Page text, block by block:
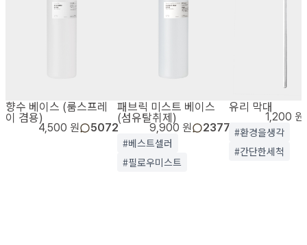
향수 베이스 (룸스프레
이 겸용)
4,500 원 5072
패브릭 미스트 베이스
(섬유탈취제)
9,900 원 2377
#베스트셀러
#필로우미스트
유리 막대
1,200 원
#환경을생각
#간단한세척